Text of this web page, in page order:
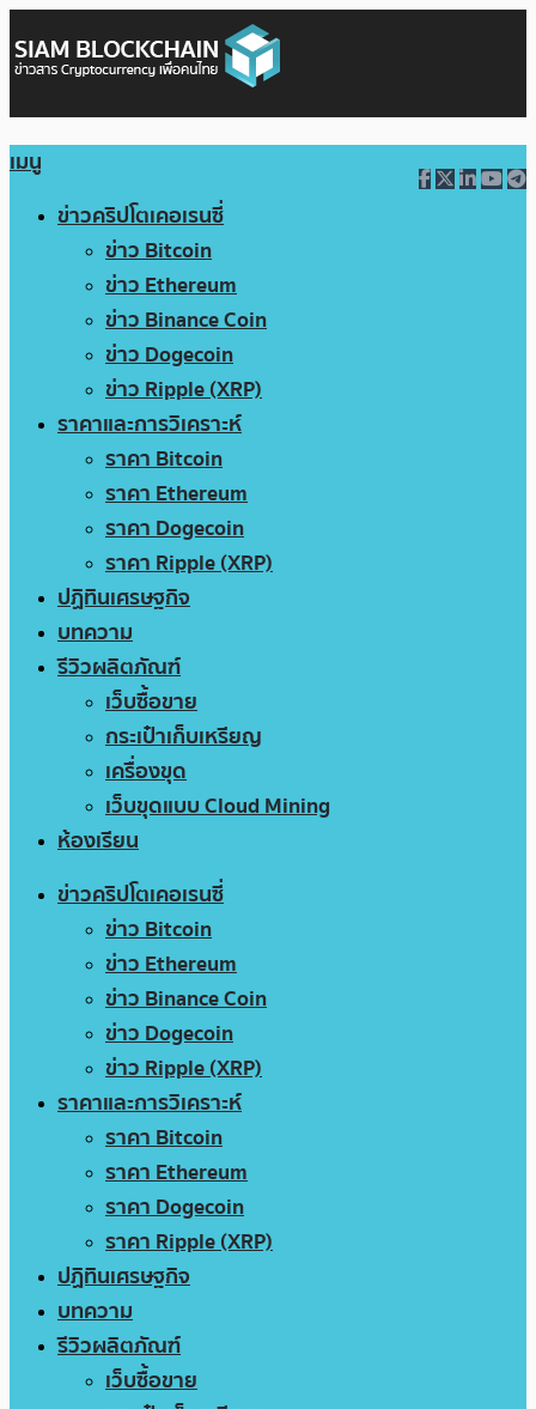
เมนู
ข่าวคริปโตเคอเรนซี่
ข่าว Bitcoin
ข่าว Ethereum
ข่าว Binance Coin
ข่าว Dogecoin
ข่าว Ripple (XRP)
ราคาและการวิเคราะห์
ราคา Bitcoin
ราคา Ethereum
ราคา Dogecoin
ราคา Ripple (XRP)
ปฏิทินเศรษฐกิจ
บทความ
รีวิวผลิตภัณฑ์
เว็บซื้อขาย
กระเป๋าเก็บเหรียญ
เครื่องขุด
เว็บขุดแบบ Cloud Mining
ห้องเรียน
ข่าวคริปโตเคอเรนซี่
ข่าว Bitcoin
ข่าว Ethereum
ข่าว Binance Coin
ข่าว Dogecoin
ข่าว Ripple (XRP)
ราคาและการวิเคราะห์
ราคา Bitcoin
ราคา Ethereum
ราคา Dogecoin
ราคา Ripple (XRP)
ปฏิทินเศรษฐกิจ
บทความ
รีวิวผลิตภัณฑ์
เว็บซื้อขาย